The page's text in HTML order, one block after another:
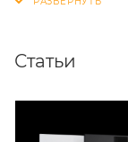
Статьи